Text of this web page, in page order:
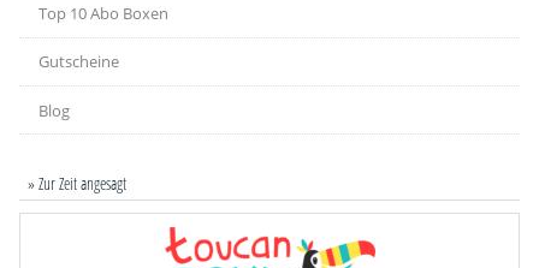
Top 10 Abo Boxen
Gutscheine
Blog
» Zur Zeit angesagt